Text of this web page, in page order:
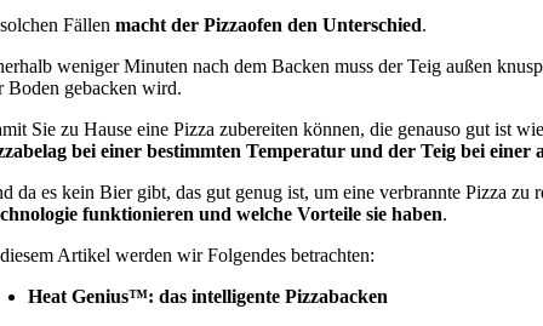
Fällenmacht der Pizzaofen den Unterschied.
weniger Minuten nach dem Backen muss der Teig außen
Boden gebacken wird.
Sie zu Hause eine Pizza zubereiten können, die genauso gut ist
bei einer bestimmten Temperatur und der Teig bei
da es kein Bier gibt, das gut genug ist, um eine verbrannte Pizza
funktionieren und welche Vorteile sie haben.
Artikel werden wir Folgendes betrachten:
Heat Genius™: das intelligente Pizzabacken